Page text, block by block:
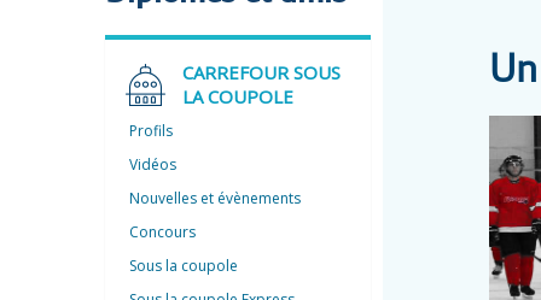
CARREFOUR SOUS
LA COUPOLE
Profils
Vidéos
Nouvelles et évènements
Concours
Sous la coupole